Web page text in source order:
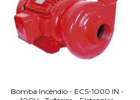
Bomba Incêndio - ECS-1000 IN -